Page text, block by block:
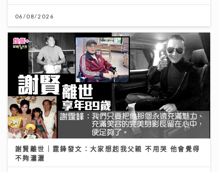
06/08/2026
謝賢離世｜霆鋒發文：大家想起我父親 不用哭 他會覺得
不夠瀟灑